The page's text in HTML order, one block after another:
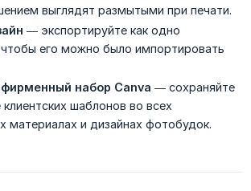
выглядят размытыми при печати.
— экспортируйте как одно
его можно было импортировать
набор Canva — сохраняйте
шаблонов во всех
материалах и дизайнах фотобудок.